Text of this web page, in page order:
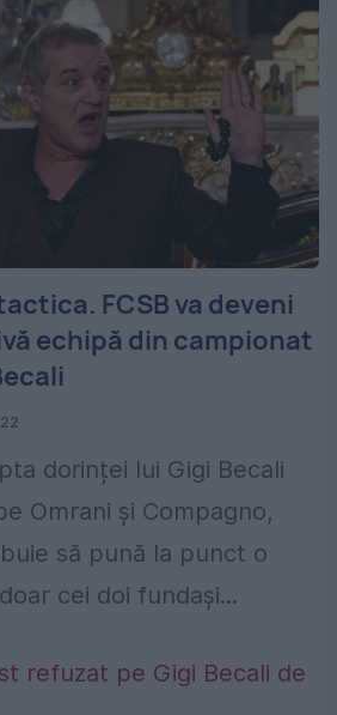
FCSB va deveni
echipă din campionat
dorinței lui Gigi Becali
Omrani și Compagno,
să pună la punct o
cei doi fundași...